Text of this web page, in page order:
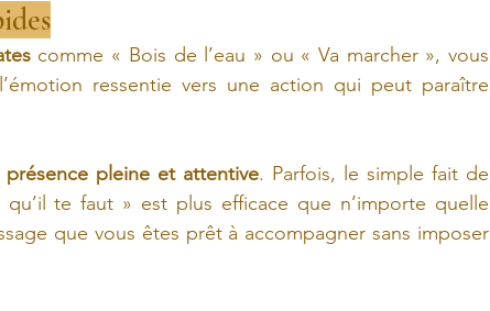
comme « Bois de l’eau » ou « Va marcher », vous
présence pleine et attentive. Parfois, le simple fait de
te faut » est plus efficace que n’importe quelle
que vous êtes prêt à accompagner sans imposer